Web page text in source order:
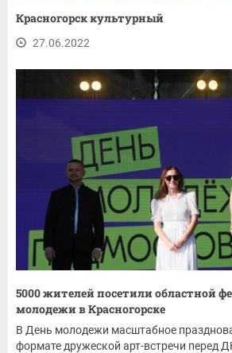
Красногорск культурный
27.06.2022
5000 жителей посетили областной
молодежи в Красногорске
В День молодежи масштабное
формате дружеской арт-встречи перед